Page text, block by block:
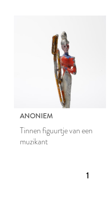
ANONIEM
Tinnen figuurtje van een
muzikant
1